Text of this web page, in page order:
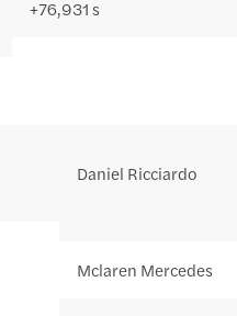
+76,931 s
Daniel Ricciardo
Mclaren Mercedes